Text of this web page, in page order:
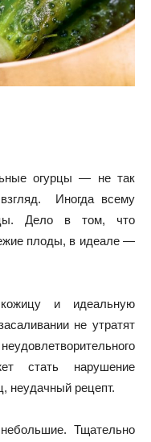
огурцы — не так
Иногда всему
Дело в том, что
плоды, в идеале —
и идеальную
не утратят
стать нарушение
неудачный рецепт.
Тщательно